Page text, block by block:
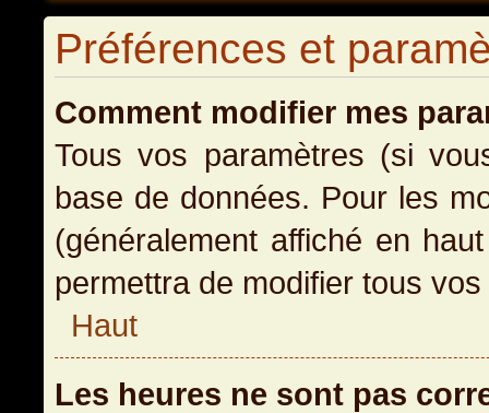
Préférences et
Comment modifier mes
Tous vos paramètres (si
base de données. Pour les
(généralement affiché en
permettra de modifier tous
Haut
Les heures ne sont pas